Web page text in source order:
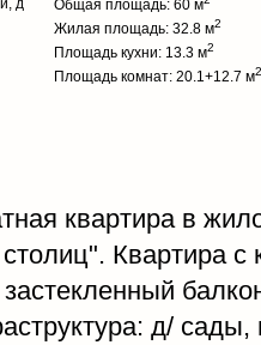
д
Общая площадь: 60 м
Жилая площадь: 32.8 м2
Площадь кухни: 13.3 м2
Площадь комнат: 20.1+12.7 м2
квартира в
Квартира с
д/